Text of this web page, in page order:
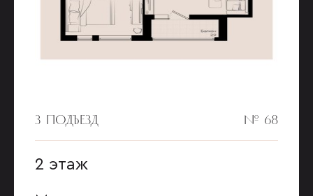
3 ПОДЪЕЗД № 68
2 этаж